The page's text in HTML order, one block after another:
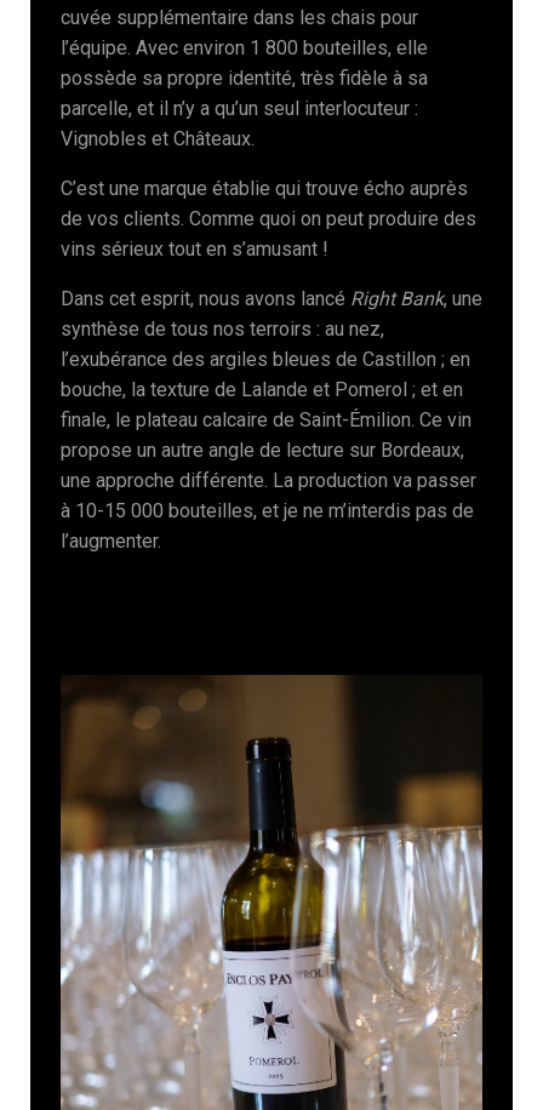
cuvée supplémentaire dans les chais pour
l’équipe. Avec environ 1 800 bouteilles, elle
possède sa propre identité, très fidèle à sa
parcelle, et il n’y a qu’un seul interlocuteur :
Vignobles et Châteaux.
C’est une marque établie qui trouve écho auprès
de vos clients. Comme quoi on peut produire des
vins sérieux tout en s’amusant !
Dans cet esprit, nous avons lancé Right Bank, une
synthèse de tous nos terroirs : au nez,
l’exubérance des argiles bleues de Castillon ; en
bouche, la texture de Lalande et Pomerol ; et en
finale, le plateau calcaire de Saint-Émilion. Ce vin
propose un autre angle de lecture sur Bordeaux,
une approche différente. La production va passer
à 10-15 000 bouteilles, et je ne m’interdis pas de
l’augmenter.